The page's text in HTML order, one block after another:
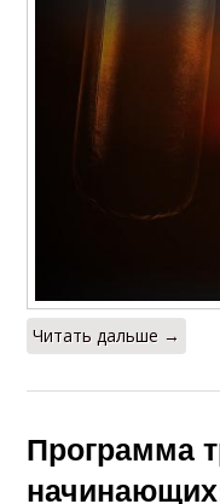
Читать дальше →
Программа